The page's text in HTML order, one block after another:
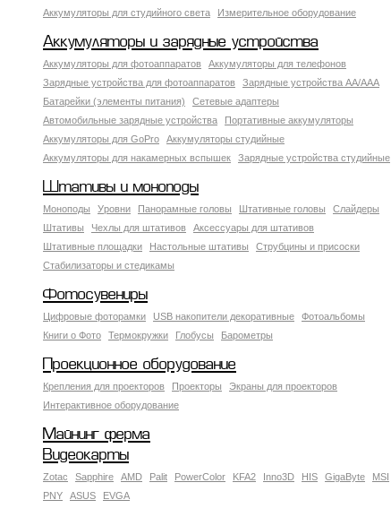
Аккумуляторы для студийного света
Измерительное оборудование
Аккумуляторы и зарядные устройства
Аккумуляторы для фотоаппаратов
Аккумуляторы для телефонов
Зарядные устройства для фотоаппаратов
Зарядные устройства AA/AAA
Батарейки (элементы питания)
Сетевые адаптеры
Автомобильные зарядные устройства
Портативные аккумуляторы
Аккумуляторы для GoPro
Аккумуляторы студийные
Аккумуляторы для накамерных вспышек
Зарядные устройства студийные
Штативы и моноподы
Моноподы Уровни Панорамные головы Штативные головы
Слайдеры
Штативы
Чехлы для штативов
Аксессуары для штативов
Штативные площадки
Настольные штативы
Струбцины и присоски
Стабилизаторы и стедикамы
Фотосувениры
Цифровые фоторамки USB накопители декоративные
Фотоальбомы
Книги о Фото
Термокружки Глобусы Барометры
Проекционное оборудование
Крепления для проекторов Проекторы
Экраны для проекторов
Интерактивное оборудование
Майнинг ферма
Видеокарты
Zotac Sapphire AMD Palit PowerColor KFA2 Inno3D HIS GigaByte
MSI
PNY
ASUS EVGA